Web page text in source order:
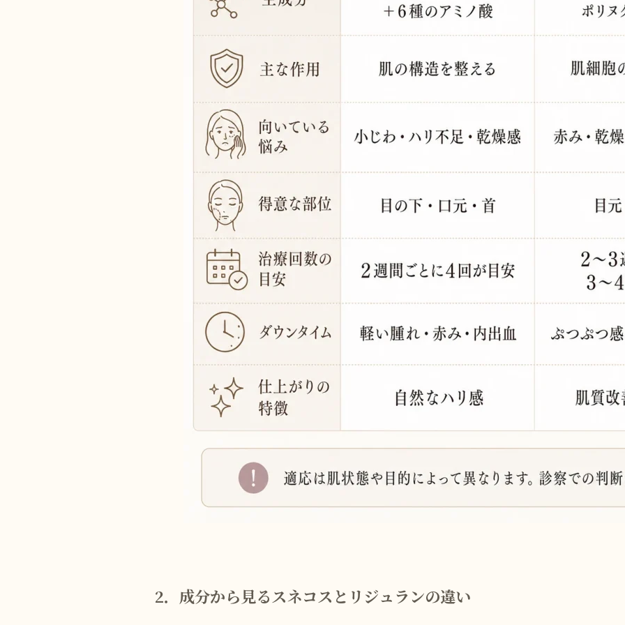
2．成分から見るスネコスとリジュランの違い